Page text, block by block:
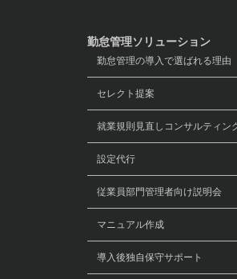
勤怠管理ソリューション
勤怠管理の導入で選ばれる理由
セレクト提案
就業規則見直しコンサルティン
設定代行
従業員部門管理者向け説明会
マニュアル作成
導入後独自保守サポート